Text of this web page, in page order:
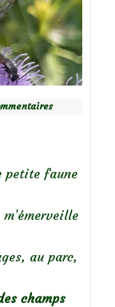
petite faune
au parc,
champs